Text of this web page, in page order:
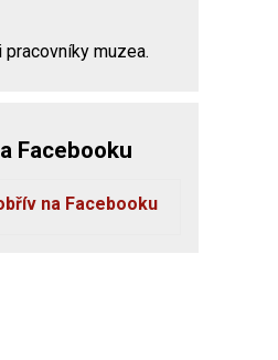
muzea.
Facebooku
na Facebooku